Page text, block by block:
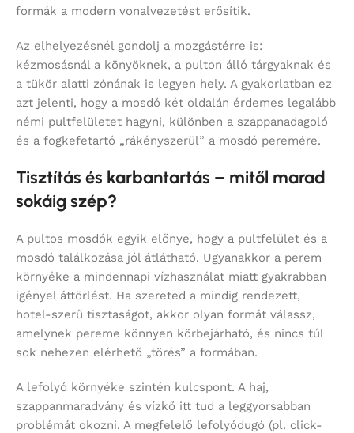
formák a modern vonalvezetést erősítik.
Az elhelyezésnél gondolj a mozgástérre is:
kézmosásnál a könyöknek, a pulton álló tárgyaknak és
a tükör alatti zónának is legyen hely. A gyakorlatban ez
azt jelenti, hogy a mosdó két oldalán érdemes legalább
némi pultfelületet hagyni, különben a szappanadagoló
és a fogkefetartó „rákényszerül” a mosdó peremére.
Tisztítás és karbantartás – mitől marad
sokáig szép?
A pultos mosdók egyik előnye, hogy a pultfelület és a
mosdó találkozása jól átlátható. Ugyanakkor a perem
környéke a mindennapi vízhasználat miatt gyakrabban
igényel áttörlést. Ha szereted a mindig rendezett,
hotel-szerű tisztaságot, akkor olyan formát válassz,
amelynek pereme könnyen körbejárható, és nincs túl
sok nehezen elérhető „törés” a formában.
A lefolyó környéke szintén kulcspont. A haj,
szappanmaradvány és vízkő itt tud a leggyorsabban
problémát okozni. A megfelelő lefolyódugó (pl. click-